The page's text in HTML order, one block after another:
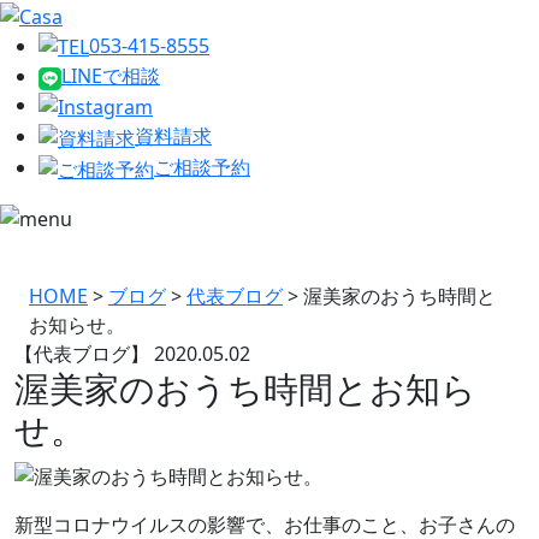
053-415-8555
LINEで相談
資料請求
ご相談予約
HOME > ブログ>代表ブログ>渥美家のおうち時間と
お知らせ。
【代表ブログ】 2020.05.02
渥美家のおうち時間とお知ら
せ。
新型コロナウイルスの影響で、お仕事のこと、お子さんの